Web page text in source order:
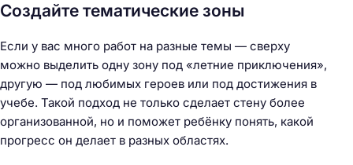
Создайте тематические зоны
Если у вас много работ на разные темы — сверху
можно выделить одну зону под «летние приключения»,
другую — под любимых героев или под достижения в
учебе. Такой подход не только сделает стену более
организованной, но и поможет ребёнку понять, какой
прогресс он делает в разных областях.